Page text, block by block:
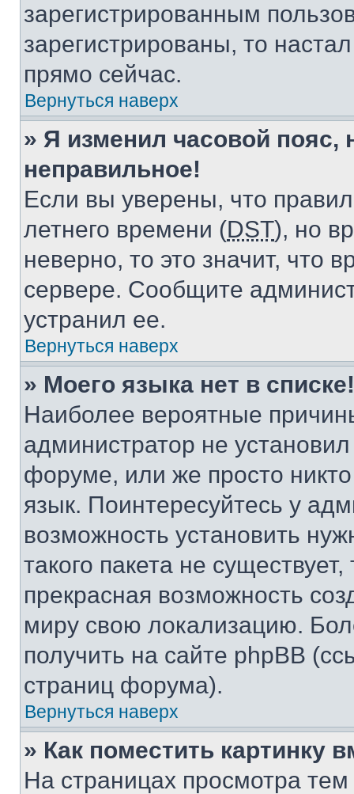
зарегистрированным
зарегистрированы, то
прямо сейчас.
Вернуться наверх
» Я изменил часовой пояс,
неправильное!
Если вы уверены, что
летнего времени (DST), но
неверно, то это значит, что
сервере. Сообщите
устранил ее.
Вернуться наверх
» Моего языка нет в списке!
Наиболее вероятные
администратор не
форуме, или же просто
язык. Поинтересуйтесь у
возможность установить
такого пакета не
прекрасная возможность
миру свою локализацию.
получить на сайте phpBB
страниц форума).
Вернуться наверх
» Как поместить картинку
На страницах просмотра